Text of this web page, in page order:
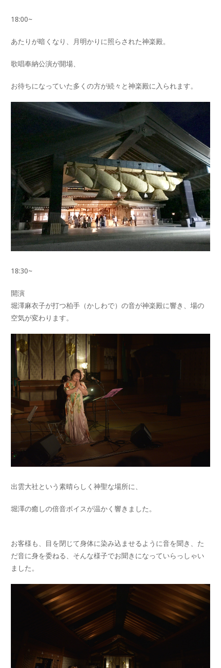
18:00~
あたりが暗くなり、月明かりに照らされた神楽殿。
歌唱奉納公演が開場、
お待ちになっていた多くの方が続々と神楽殿に入られます。
18:30~
開演
堀澤麻衣子が打つ柏手（かしわで）の音が神楽殿に響き、場の
空気が変わります。
出雲大社という素晴らしく神聖な場所に、
堀澤の癒しの倍音ボイスが温かく響きました。
お客様も、目を閉じて身体に染み込ませるように音を聞き、た
だ音に身を委ねる、そんな様子でお聞きになっていらっしゃい
ました。